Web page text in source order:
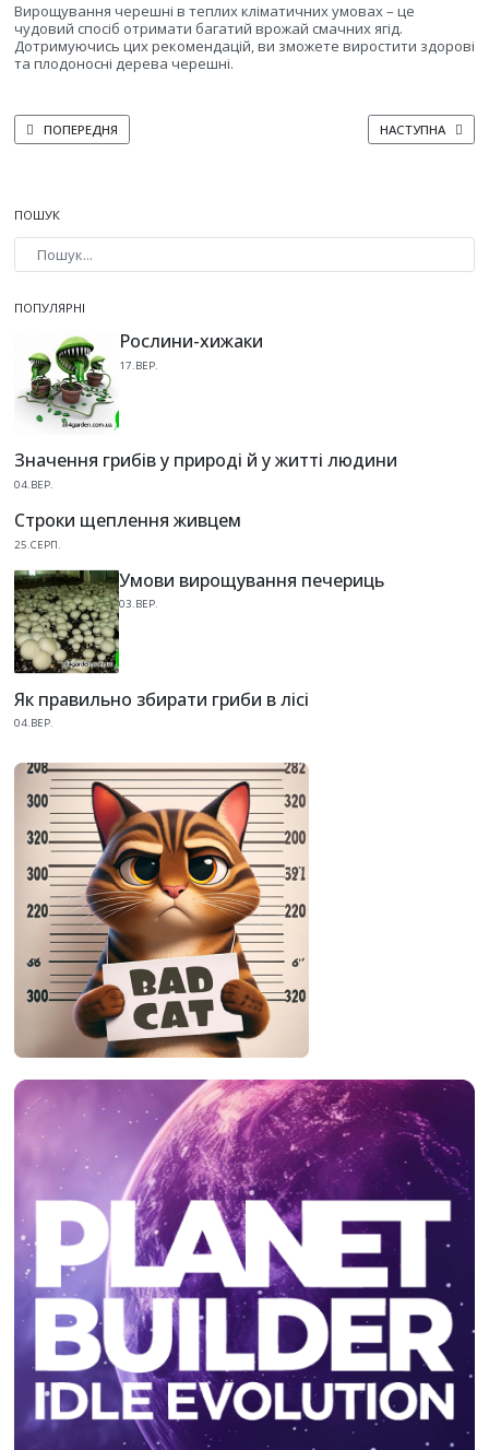
Вирощування черешні в теплих кліматичних умовах – це
чудовий спосіб отримати багатий врожай смачних ягід.
Дотримуючись цих рекомендацій, ви зможете виростити здорові
та плодоносні дерева черешні.
ПОПЕРЕДНЯ СТАТТЯ: ВИРОЩУВАННЯ ЧЕРЕШНІ: ПОРАДИ ВІД ДОСВІДЧЕНИХ
ПОПЕРЕДНЯ НАСТУПНА
НАСТУПНА
ПОШУК
ПОПУЛЯРНІ
Рослини-хижаки
17.ВЕР.
Значення грибів у природі й у житті людини
04.ВЕР.
Строки щеплення живцем
25.СЕРП.
Умови вирощування печериць
03.ВЕР.
Як правильно збирати гриби в лісі
04.ВЕР.